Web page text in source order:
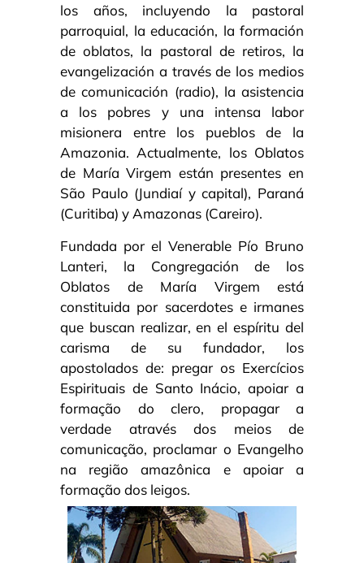
los años, incluyendo la pastoral
parroquial, la educación, la formación
de oblatos, la pastoral de retiros, la
evangelización a través de los medios
de comunicación (radio), la asistencia
a los pobres y una intensa labor
misionera entre los pueblos de la
Amazonia. Actualmente, los Oblatos
de María Virgem están presentes en
São Paulo (Jundiaí y capital), Paraná
(Curitiba) y Amazonas (Careiro).
Fundada por el Venerable Pío Bruno
Lanteri, la Congregación de los
Oblatos de María Virgem está
constituida por sacerdotes e irmanes
que buscan realizar, en el espíritu del
carisma de su fundador, los
apostolados de: pregar os Exercícios
Espirituais de Santo Inácio, apoiar a
formação do clero, propagar a
verdade através dos meios de
comunicação, proclamar o Evangelho
na região amazônica e apoiar a
formação dos leigos.